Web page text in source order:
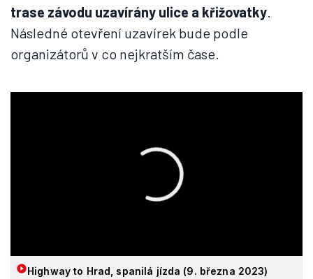
trase závodu uzavírány ulice a křižovatky.
Následné otevření uzavírek bude podle
organizátorů v co nejkratším čase.
Highway to Hrad, spanilá jízda (9. března 2023)